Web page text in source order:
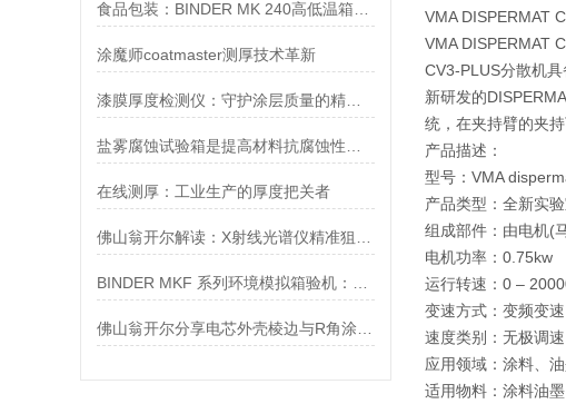
涂魔师coatmaster测厚技术革新
漆膜厚度检测仪：守护涂层质量的精准“卫士”
在线测厚：工业生产的厚度把关者
VMA DISPERMAT
VMA DISPERMAT
CV3-PLUS分散机
新研发的
统，在夹持臂的夹
产品描述：
型号：VMA
产品类型：全新实
组成部件：由电机(
电机功率：0.75kw
运行转速：0 ‒
变速方式：变频变速
速度类别：无极调
应用领域：涂料、
适用物料：涂料油墨